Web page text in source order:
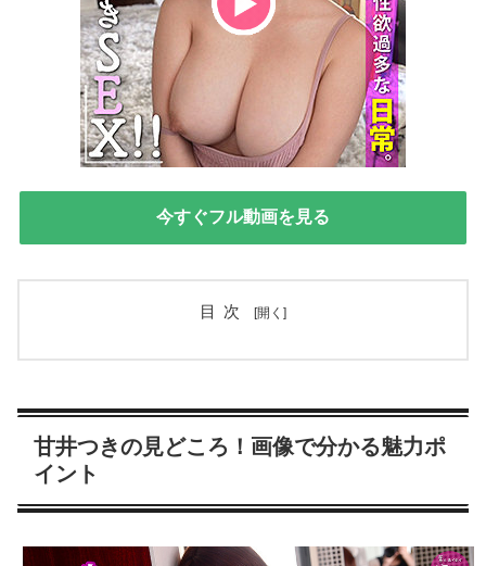
今すぐフル動画を見る
目次
甘井つきの見どころ！画像で分かる魅力ポ
イント